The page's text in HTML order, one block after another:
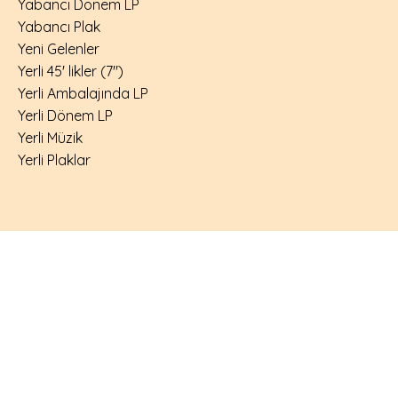
Yabancı Dönem LP
Yabancı Plak
Yeni Gelenler
Yerli 45' likler (7")
Yerli Ambalajında LP
Yerli Dönem LP
Yerli Müzik
Yerli Plaklar